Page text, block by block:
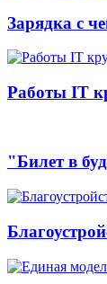
Зарядка с
Работы IT
"Билет в